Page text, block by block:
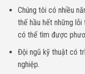
Chúng tôi có nhiều
thế hầu hết những
có thể tìm được
Đội ngũ kỹ thuật có
nghiệp.